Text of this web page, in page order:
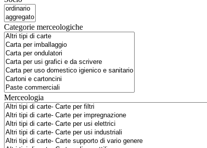
Categorie merceologiche
Merceologia